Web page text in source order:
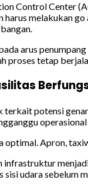
Control Center
harus melakukan
arus
proses tetap
potensi
operasional
optimal. Apron,
infrastruktur
sisi udara sebelum